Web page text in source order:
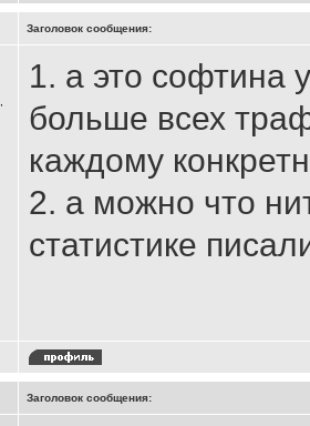
Заголовок сообщения:
1. а это софтина
больше всех
каждому
2. а можно что
статистике
Заголовок сообщения: